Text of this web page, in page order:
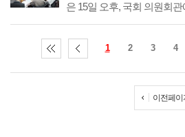
은 15일 오후, 국회 의원회
1 2 3 4
이전페이